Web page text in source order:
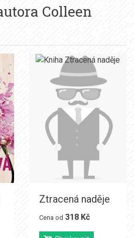
Colleen
Ztracená naděje
Cena od 318 Kč